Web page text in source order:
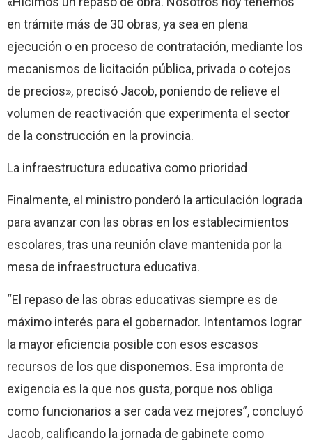
en trámite más de 30 obras, ya sea en plena
ejecución o en proceso de contratación, mediante los
mecanismos de licitación pública, privada o cotejos
de precios», precisó Jacob, poniendo de relieve el
volumen de reactivación que experimenta el sector
de la construcción en la provincia.
La infraestructura educativa como prioridad
Finalmente, el ministro ponderó la articulación lograda
para avanzar con las obras en los establecimientos
escolares, tras una reunión clave mantenida por la
mesa de infraestructura educativa.
“El repaso de las obras educativas siempre es de
máximo interés para el gobernador. Intentamos lograr
la mayor eficiencia posible con esos escasos
recursos de los que disponemos. Esa impronta de
exigencia es la que nos gusta, porque nos obliga
como funcionarios a ser cada vez mejores”, concluyó
Jacob, calificando la jornada de gabinete como